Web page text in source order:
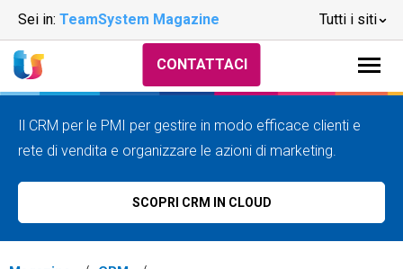
Sei in: TeamSystem Magazine Tutti i siti
CONTATTACI
Il CRM per le PMI per gestire in modo efficace clienti e
rete di vendita e organizzare le azioni di marketing.
SCOPRI CRM IN CLOUD